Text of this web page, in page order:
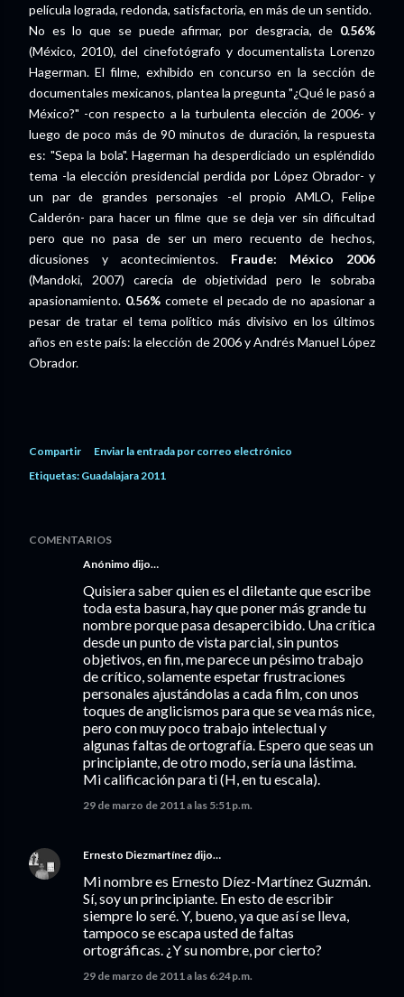
película lograda, redonda, satisfactoria, en más de un sentido.
No es lo que se puede afirmar, por desgracia, de 0.56%
(México, 2010), del cinefotógrafo y documentalista Lorenzo
Hagerman. El filme, exhibido en concurso en la sección de
documentales mexicanos, plantea la pregunta "¿Qué le pasó a
México?" -con respecto a la turbulenta elección de 2006- y
luego de poco más de 90 minutos de duración, la respuesta
es: "Sepa la bola". Hagerman ha desperdiciado un espléndido
tema -la elección presidencial perdida por López Obrador- y
un par de grandes personajes -el propio AMLO, Felipe
Calderón- para hacer un filme que se deja ver sin dificultad
pero que no pasa de ser un mero recuento de hechos,
dicusiones y acontecimientos. Fraude: México 2006
(Mandoki, 2007) carecía de objetividad pero le sobraba
apasionamiento. 0.56%comete el pecado de no apasionar a
pesar de tratar el tema político más divisivo en los últimos
años en este país: la elección de 2006 y Andrés Manuel López
Obrador.
Compartir
Enviar la entrada por correo electrónico
Etiquetas: Guadalajara 2011
COMENTARIOS
Anónimo dijo…
Quisiera saber quien es el diletante que escribe
toda esta basura, hay que poner más grande tu
nombre porque pasa desapercibido. Una crítica
desde un punto de vista parcial, sin puntos
objetivos, en fin, me parece un pésimo trabajo
de crítico, solamente espetar frustraciones
personales ajustándolas a cada film, con unos
toques de anglicismos para que se vea más nice,
pero con muy poco trabajo intelectual y
algunas faltas de ortografía. Espero que seas un
principiante, de otro modo, sería una lástima.
Mi calificación para ti (H, en tu escala).
29 de marzo de 2011 a las 5:51 p.m.
Ernesto Diezmartínez dijo…
Mi nombre es Ernesto Díez-Martínez Guzmán.
Sí, soy un principiante. En esto de escribir
siempre lo seré. Y, bueno, ya que así se lleva,
tampoco se escapa usted de faltas
ortográficas. ¿Y su nombre, por cierto?
29 de marzo de 2011 a las 6:24 p.m.